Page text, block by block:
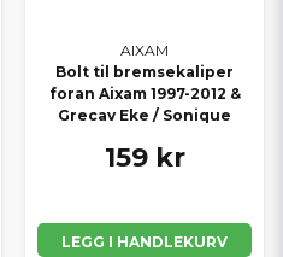
AIXAM
Bolt til bremsekaliper
foran Aixam 1997-2012 &
Grecav Eke / Sonique
159 kr
LEGG I HANDLEKURV